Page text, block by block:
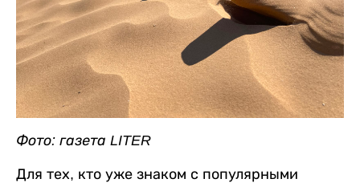
Фото: газета LITER
Для тех, кто уже знаком с популярными